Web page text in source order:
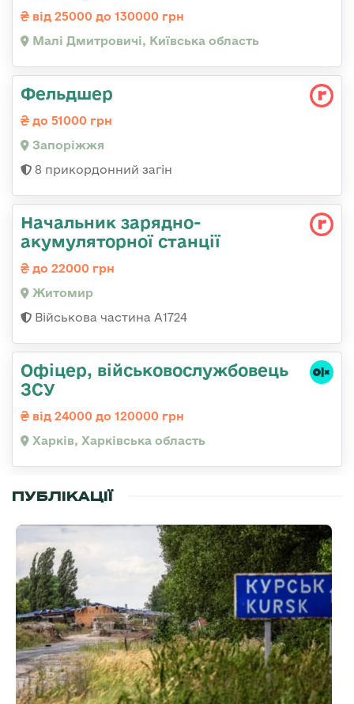
від 25000 до 130000 грн
Малі Дмитровичі, Київська область
Фельдшер
до 51000 грн
Запоріжжя
8 прикордонний загін
Начальник зарядно-
акумуляторної станції
до 22000 грн
Житомир
Військова частина А1724
Офіцер, військовослужбовець
ЗСУ
від 24000 до 120000 грн
Харків, Харківська область
ПУБЛІКАЦІЇ